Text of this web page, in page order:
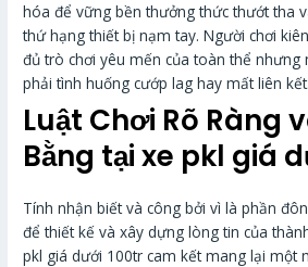
hóa để vững bền thưởng thức thướt tha
thứ hạng thiết bị nạm tay. Người chơi
đủ trò chơi yêu mến của toàn thể
phải tình huống cướp lag hay mất liên kết.
Luật Chơi Rõ Ràng
Bằng tại xe pkl giá
Tính nhận biết và công bởi vì là phần
để thiết kế và xây dựng lòng tin của
pkl giá dưới 100tr cam kết mang lại một